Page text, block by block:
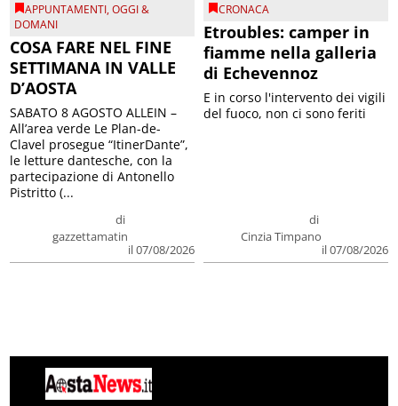
APPUNTAMENTI,OGGI &
DOMANI
COSA FARE NEL FINE
SETTIMANA IN VALLE
D’AOSTA
di
gazzettamatin
il 07/08/2026
SABATO 8 AGOSTO ALLEIN –
All’area verde Le Plan-de-
Clavel prosegue “ItinerDante”,
le letture dantesche, con la
partecipazione di Antonello
Pistritto (...
CRONACA
Etroubles: camper in
fiamme nella galleria
di Echevennoz
di
Cinzia Timpano
il 07/08/2026
E in corso l'intervento dei vigili
del fuoco, non ci sono feriti